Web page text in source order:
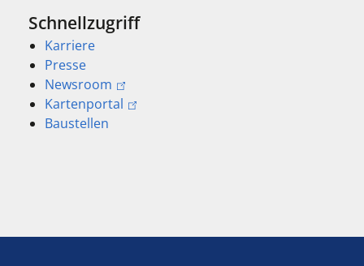
Schnellzugriff
Karriere
Presse
Newsroom
Kartenportal
Baustellen